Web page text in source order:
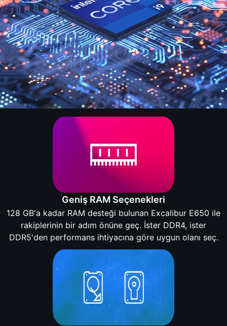
Geniş RAM Seçenekleri
128 GB'a kadar RAM desteği bulunan Excalibur E650 ile
rakiplerinin bir adım önüne geç. İster DDR4, ister
DDR5'den performans ihtiyacına göre uygun olanı seç.